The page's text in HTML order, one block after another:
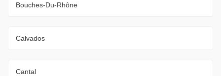
Bouches-Du-Rhône
Calvados
Cantal